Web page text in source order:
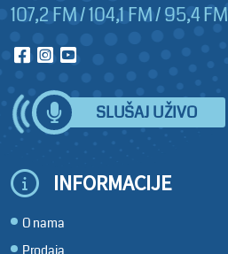
107,2 FM / 104,1 FM / 95,4 FM
SLUŠAJ UŽIVO
INFORMACIJE
O nama